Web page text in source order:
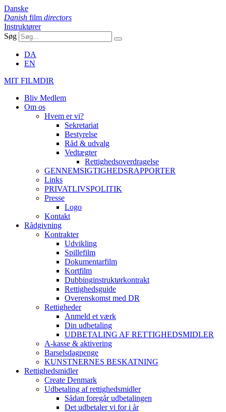
Danske
Danish film directors
Instruktører
Søg
DA
EN
MIT FILMDIR
Bliv Medlem
Om os
Hvem er vi?
Sekretariat
Bestyrelse
Råd & udvalg
Vedtægter
Rettighedsoverdragelse
GENNEMSIGTIGHEDSRAPPORTER
Links
PRIVATLIVSPOLITIK
Presse
Logo
Kontakt
Rådgivning
Kontrakter
Udvikling
Spillefilm
Dokumentarfilm
Kortfilm
Dubbinginstruktørkontrakt
Rettighedsguide
Overenskomst med DR
Rettigheder
Anmeld et værk
Din udbetaling
UDBETALING AF RETTIGHEDSMIDLER
A-kasse & aktivering
Barselsdagpenge
KUNSTNERNES BESKATNING
Rettighedsmidler
Create Denmark
Udbetaling af rettighedsmidler
Sådan foregår udbetalingen
Det udbetaler vi for i år